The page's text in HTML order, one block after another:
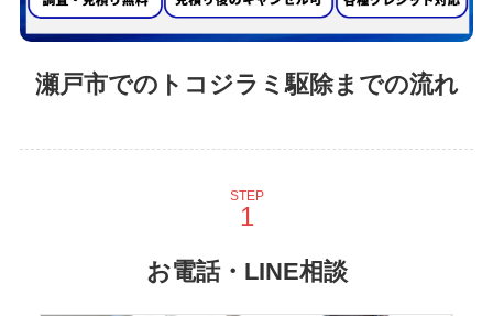
瀬戸市でのトコジラミ駆除までの流れ
STEP
お電話・LINE相談